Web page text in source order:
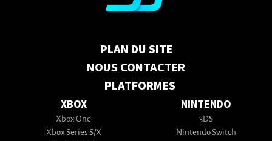
PLAN DU SITE
NOUS CONTACTER
PLATFORMES
XBOX
Xbox One
Xbox Series S/X
NINTENDO
3DS
Nintendo Switch